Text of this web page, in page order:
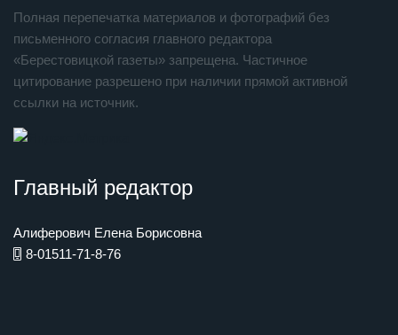
Полная перепечатка материалов и фотографий без
письменного согласия главного редактора
«Берестовицкой газеты» запрещена. Частичное
цитирование разрешено при наличии прямой активной
ссылки на источник.
Главный редактор
Алиферович Елена Борисовна
8-01511-71-8-76